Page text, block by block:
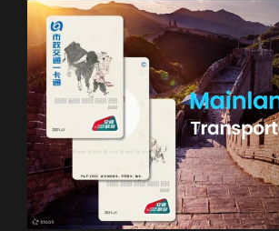
French
German
Italian
Spanish